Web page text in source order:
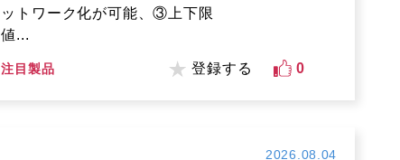
ットワーク化が可能、③上下限
値...
注目製品 登録する 0
2026.08.04